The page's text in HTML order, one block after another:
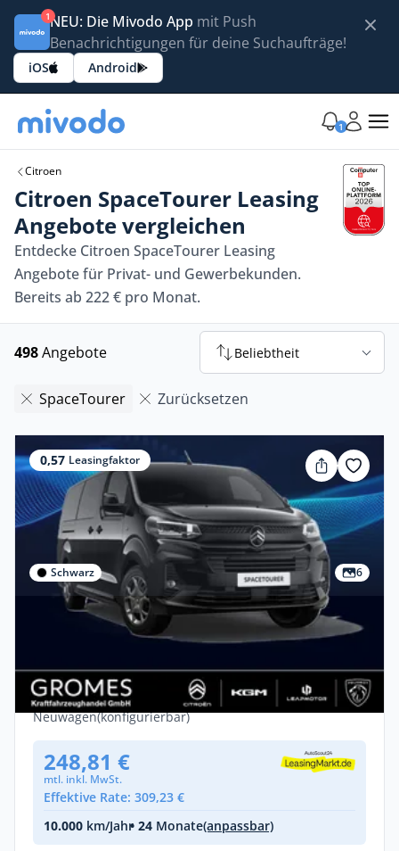
1NEU: Die Mivodo App mit Push
Benachrichtigungen für deine Suchaufträge!
iOS Android
1
Citroen
Citroen SpaceTourer Leasing
Angebote vergleichen
Entdecke Citroen SpaceTourer Leasing
Angebote für Privat- und Gewerbekunden.
Bereits ab 222 € pro Monat.
498Angebote Beliebtheit
SpaceTourer Zurücksetzen
0,57 Leasingfaktor
Schwarz 6
Gewerbe
Citroën SpaceTourer PLUS XL🔥Gewerbe-
Special🔥frei konfigurierbar
Diesel •Automatik •
180 PS (132 kW)
Neuwagen(konfigurierbar)
248,81 €
mtl. inkl. MwSt.
Effektive Rate: 309,23 €
10.000 km/Jahr• 24 Monate(anpassbar)